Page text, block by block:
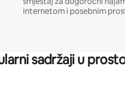
internetom i posebnim
sadržaji u